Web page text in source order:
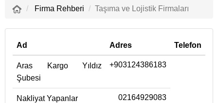
Firma Rehberi Taşıma ve Lojistik Firmaları
Ad Adres Telefon
Aras Kargo Yıldız
Şubesi
+903124386183
Nakliyat Yapanlar 02164929083